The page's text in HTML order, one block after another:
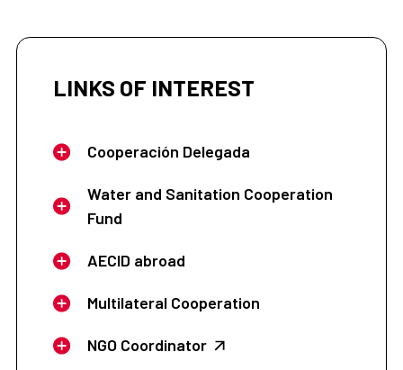
LINKS OF INTEREST
Cooperación Delegada
Water and Sanitation Cooperation
Fund
AECID abroad
Multilateral Cooperation
NGO Coordinator